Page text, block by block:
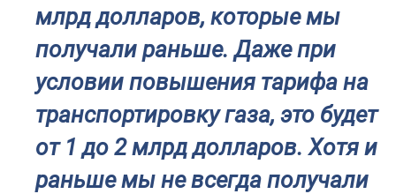
млрд долларов, которые мы
получали раньше. Даже при
условии повышения тарифа на
транспортировку газа, это будет
от 1 до 2 млрд долларов. Хотя и
раньше мы не всегда получали